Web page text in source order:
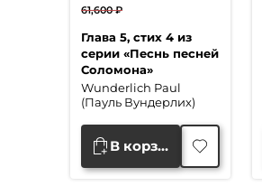
Глава 5, стих 4 из
серии «Песнь песней
Соломона»
Wunderlich Paul
(Пауль Вундерлих)
61,600₽
цена
составляла
61,600 ₽.
цена:
40,000 ₽.
В корзину